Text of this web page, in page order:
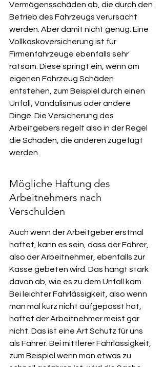
Vermögensschäden ab, die durch den
Betrieb des Fahrzeugs verursacht
werden. Aber damit nicht genug: Eine
Vollkaskoversicherung ist für
Firmenfahrzeuge ebenfalls sehr
ratsam. Diese springt ein, wenn am
eigenen Fahrzeug Schäden
entstehen, zum Beispiel durch einen
Unfall, Vandalismus oder andere
Dinge. Die Versicherung des
Arbeitgebers regelt also in der Regel
die Schäden, die anderen zugefügt
werden.
Mögliche Haftung des
Arbeitnehmers nach
Verschulden
Auch wenn der Arbeitgeber erstmal
haftet, kann es sein, dass der Fahrer,
also der Arbeitnehmer, ebenfalls zur
Kasse gebeten wird. Das hängt stark
davon ab, wie es zu dem Unfall kam.
Bei leichter Fahrlässigkeit, also wenn
man mal kurz nicht aufgepasst hat,
haftet der Arbeitnehmer meist gar
nicht. Das ist eine Art Schutz für uns
als Fahrer. Bei mittlerer Fahrlässigkeit,
zum Beispiel wenn man etwas zu